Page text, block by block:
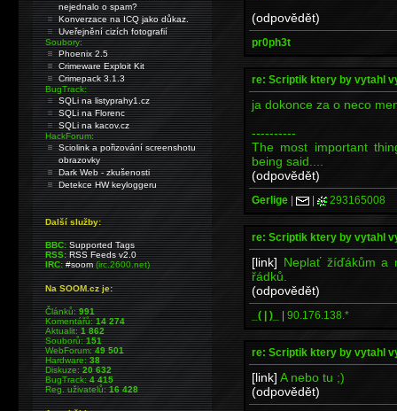
(odpovědět)
pr0ph3t
re: Scriptik ktery by vytahl
ja dokonce za o neco
----------
The most important
being said....
(odpovědět)
Gerlige | | 293165008
re: Scriptik ktery by vytahl
[link] Neplať žíďákům a
řádků.
(odpovědět)
_( | )_ | 90.176.138.*
re: Scriptik ktery by vytahl
[link] A nebo tu ;)
(odpovědět)
nejednalo o spam?
Konverzace na ICQ jako důkaz.
Uveřejnění cizích fotografií
Soubory:
Phoenix 2.5
Crimeware Exploit Kit
Crimepack 3.1.3
BugTrack:
SQLi na listyprahy1.cz
SQLi na Florenc
SQLi na kacov.cz
HackForum:
Sciolink a pořizování screenshotu
obrazovky
Dark Web - zkušenosti
Detekce HW keyloggeru
Další služby:
BBC: Supported Tags
RSS: RSS Feeds v2.0
IRC: #soom(irc.2600.net)
Na SOOM.cz je:
Článků:991
Komentářů:14 274
Aktualit:1 862
Souborů:151
WebForum:49 501
Hardware:38
Diskuze:20 632
BugTrack:4 415
Reg. uživatelů:16 428